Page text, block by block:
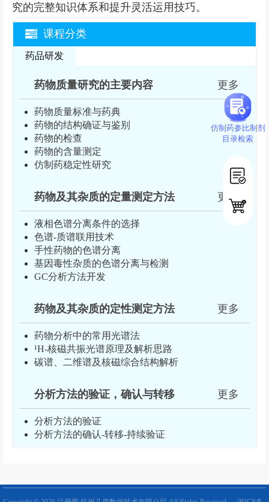
究的完整知识体系和提升灵活运用技巧。
课程分类
药品研发
药物质量研究的主要内容 更多
药物质量标准与药典
药物的结构确证与鉴别
药物的检查
药物的含量测定
仿制药稳定性研究
药物及其杂质的定量测定方法 更多
液相色谱分离条件的选择
色谱-质谱联用技术
手性药物的色谱分离
基因毒性杂质的色谱分离与检测
GC分析方法开发
药物及其杂质的定性测定方法 更多
药物分析中的常用光谱法
¹H-核磁共振光谱原理及解析思路
碳谱、二维谱及核磁综合结构解析
分析方法的验证，确认与转移 更多
分析方法的验证
分析方法的确认-转移-持续验证
仿制药参比制剂
目录检索